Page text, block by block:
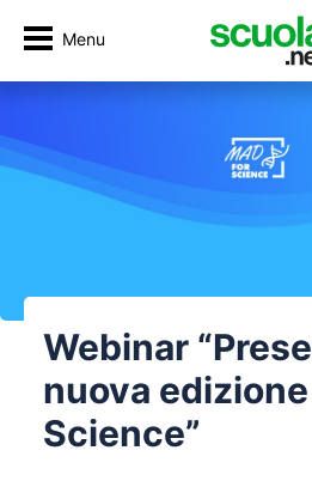
Menu
Webinar
nuova
Science”